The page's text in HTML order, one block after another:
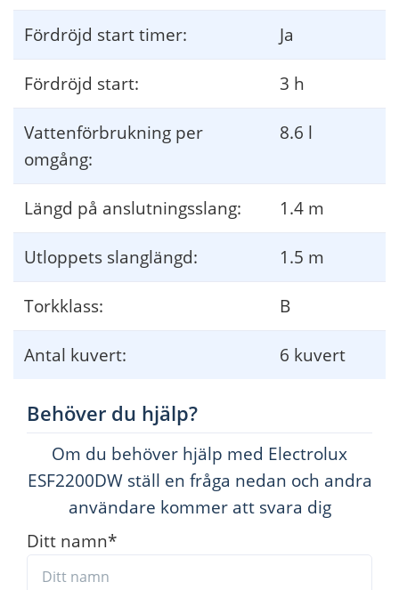
Fördröjd start timer: Ja
Fördröjd start: 3 h
Vattenförbrukning per
omgång:
8.6 l
Längd på anslutningsslang: 1.4 m
Utloppets slanglängd: 1.5 m
Torkklass: B
Antal kuvert: 6 kuvert
Behöver du hjälp?
Om du behöver hjälp med Electrolux
ESF2200DW ställ en fråga nedan och andra
användare kommer att svara dig
Ditt namn*